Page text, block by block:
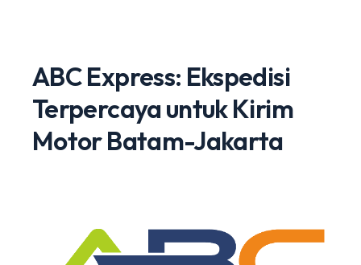
ABC Express: Ekspedisi
Terpercaya untuk Kirim
Motor Batam-Jakarta